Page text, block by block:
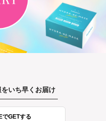
に戻る
に戻る
に戻る
に戻る
に戻る
に戻る
に戻る
いち早くお届け
でGETする